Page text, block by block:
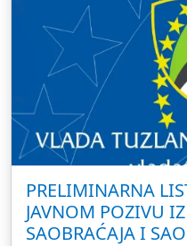
PRELIMINARNA
JAVNOM POZIVU
SAOBRAĆAJA I